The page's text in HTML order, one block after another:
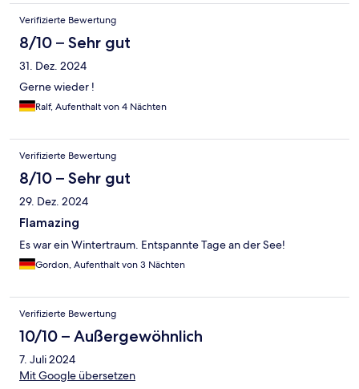
Verifizierte Bewertung
8/10 – Sehr gut
31. Dez. 2024
Gerne wieder !
Ralf, Aufenthalt von 4 Nächten
Verifizierte Bewertung
8/10 – Sehr gut
29. Dez. 2024
Flamazing
Es war ein Wintertraum. Entspannte Tage an der See!
Gordon, Aufenthalt von 3 Nächten
Verifizierte Bewertung
10/10 – Außergewöhnlich
7. Juli 2024
Mit Google übersetzen